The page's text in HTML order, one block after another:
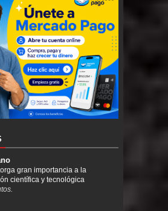
gran importancia a la
científica y tecnológica